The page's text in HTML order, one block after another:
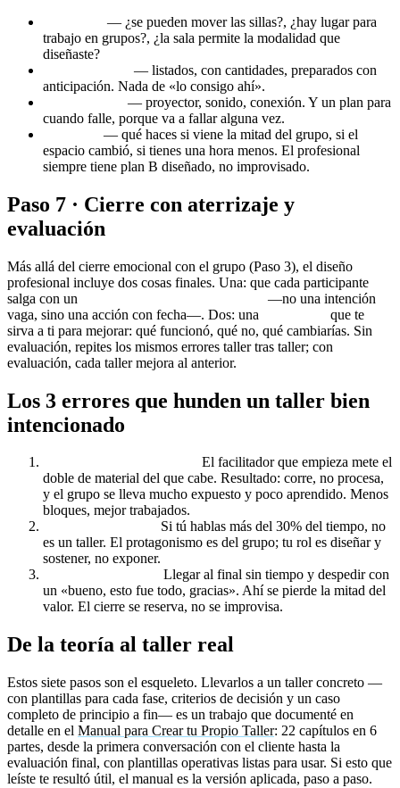
— ¿se pueden mover las sillas?, ¿hay lugar para
trabajo en grupos?, ¿la sala permite la modalidad que
diseñaste?
— listados, con cantidades, preparados con
anticipación. Nada de «lo consigo ahí».
— proyector, sonido, conexión. Y un plan para
cuando falle, porque va a fallar alguna vez.
— qué haces si viene la mitad del grupo, si el
espacio cambió, si tienes una hora menos. El profesional
siempre tiene plan B diseñado, no improvisado.
Paso 7 · Cierre con aterrizaje y
evaluación
Más allá del cierre emocional con el grupo (Paso 3), el diseño
profesional incluye dos cosas finales. Una: que cada participante
salga con un
—no una intención
vaga, sino una acción con fecha—. Dos: una
que te
sirva a ti para mejorar: qué funcionó, qué no, qué cambiarías. Sin
evaluación, repites los mismos errores taller tras taller; con
evaluación, cada taller mejora al anterior.
Los 3 errores que hunden un taller bien
intencionado
El facilitador que empieza mete el
doble de material del que cabe. Resultado: corre, no procesa,
y el grupo se lleva mucho expuesto y poco aprendido. Menos
bloques, mejor trabajados.
Si tú hablas más del 30% del tiempo, no
es un taller. El protagonismo es del grupo; tu rol es diseñar y
sostener, no exponer.
Llegar al final sin tiempo y despedir con
un «bueno, esto fue todo, gracias». Ahí se pierde la mitad del
valor. El cierre se reserva, no se improvisa.
De la teoría al taller real
Estos siete pasos son el esqueleto. Llevarlos a un taller concreto —
con plantillas para cada fase, criterios de decisión y un caso
completo de principio a fin— es un trabajo que documenté en
detalle en el Manual para Crear tu Propio Taller: 22 capítulos en 6
partes, desde la primera conversación con el cliente hasta la
evaluación final, con plantillas operativas listas para usar. Si esto que
leíste te resultó útil, el manual es la versión aplicada, paso a paso.